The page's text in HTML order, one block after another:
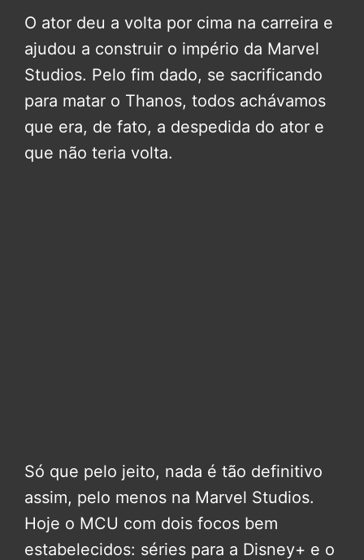
O ator deu a volta por cima na carreira e
ajudou a construir o império da Marvel
Studios. Pelo fim dado, se sacrificando
para matar o Thanos, todos achávamos
que era, de fato, a despedida do ator e
que não teria volta.
Só que pelo jeito, nada é tão definitivo
assim, pelo menos na Marvel Studios.
Hoje o MCU com dois focos bem
estabelecidos: séries para a Disney+ e o